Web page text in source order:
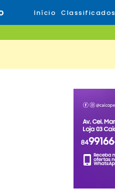
Início Classificados